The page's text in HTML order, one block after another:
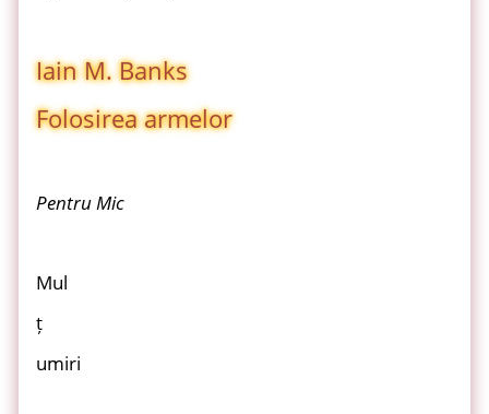
Iain M. Banks
Folosirea armelor
Pentru Mic
Mul
ț
umiri